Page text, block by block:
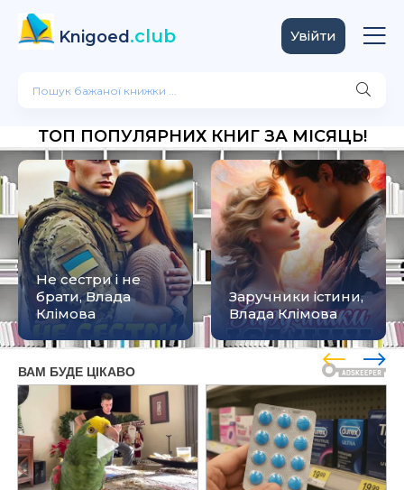
Knigoed .club Увійти
ТОП ПОПУЛЯРНИХ КНИГ ЗА МІСЯЦЬ!
Не сестри і не
брати, Влада
Клімова
Заручники істини,
Влада Клімова